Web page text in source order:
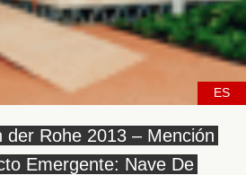
ES
der Rohe 2013 – Mención
Emergente: Nave De